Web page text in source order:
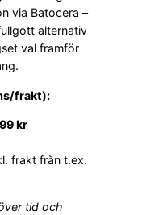
via Batocera –
alternativ
val framför
frakt):
kr
frakt från t.ex.
tid och